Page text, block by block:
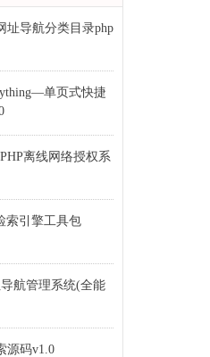
址导航分类目录php
单页式快捷
离线网络授权系
索引擎工具包
航管理系统(全能
源码v1.0